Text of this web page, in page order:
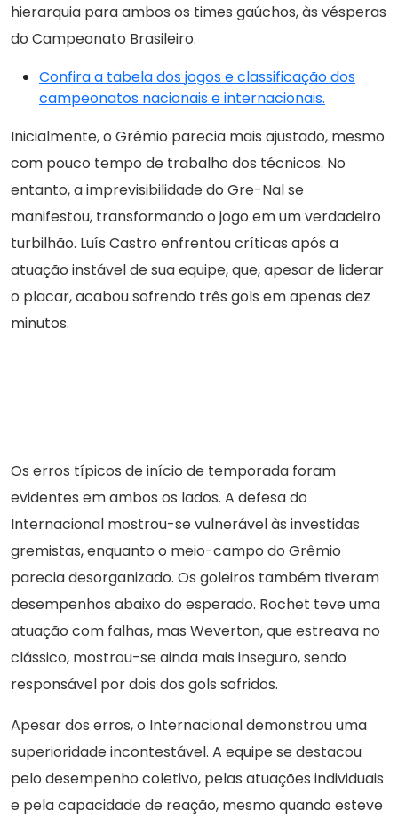
hierarquia para ambos os times gaúchos, às vésperas
do Campeonato Brasileiro.
Confira a tabela dos jogos e classificação dos
campeonatos nacionais e internacionais.
Inicialmente, o Grêmio parecia mais ajustado, mesmo
com pouco tempo de trabalho dos técnicos. No
entanto, a imprevisibilidade do Gre-Nal se
manifestou, transformando o jogo em um verdadeiro
turbilhão. Luís Castro enfrentou críticas após a
atuação instável de sua equipe, que, apesar de liderar
o placar, acabou sofrendo três gols em apenas dez
minutos.
Os erros típicos de início de temporada foram
evidentes em ambos os lados. A defesa do
Internacional mostrou-se vulnerável às investidas
gremistas, enquanto o meio-campo do Grêmio
parecia desorganizado. Os goleiros também tiveram
desempenhos abaixo do esperado. Rochet teve uma
atuação com falhas, mas Weverton, que estreava no
clássico, mostrou-se ainda mais inseguro, sendo
responsável por dois dos gols sofridos.
Apesar dos erros, o Internacional demonstrou uma
superioridade incontestável. A equipe se destacou
pelo desempenho coletivo, pelas atuações individuais
e pela capacidade de reação, mesmo quando esteve